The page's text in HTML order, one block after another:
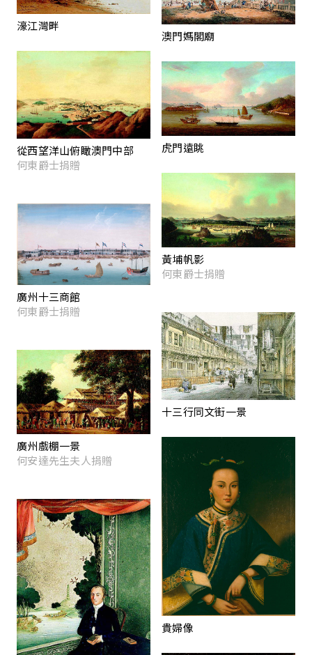
濠江灣畔
澳門媽閣廟
從西望洋山俯瞰澳門中部
何東爵士捐贈
虎門遠眺
黃埔帆影
何東爵士捐贈
廣州十三商館
何東爵士捐贈
十三行同文街一景
廣州戲棚一景
何安達先生夫人捐贈
貴婦像